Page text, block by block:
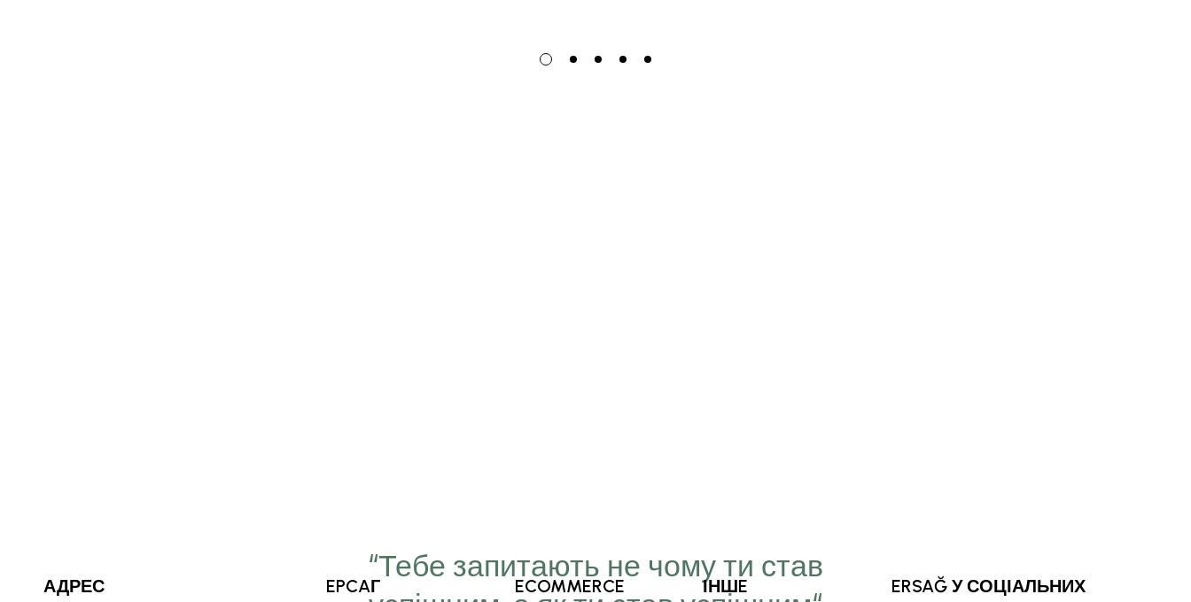
“Тебе запитають не чому ти став
“Мета, яку ми
АДРЕС EPCAГ ECOMMERCE ІНШE
ERSAĞ У СОЦІАЛЬНИХ